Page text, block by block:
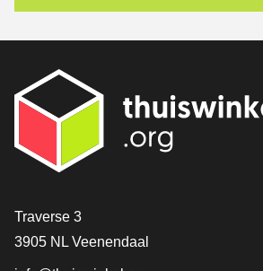
[_General:Contact]
Traverse 3
3905 NL Veenendaal